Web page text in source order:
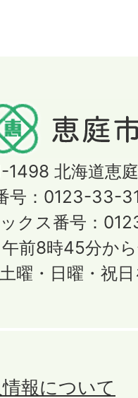
1498 北海道恵
号：0123-33-
クス番号：
前8時45分か
土曜・日曜・祝
報について